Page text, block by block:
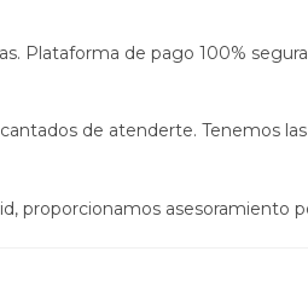
Plataforma de pago 100%
de atenderte. Tenemos
proporcionamos asesoramiento